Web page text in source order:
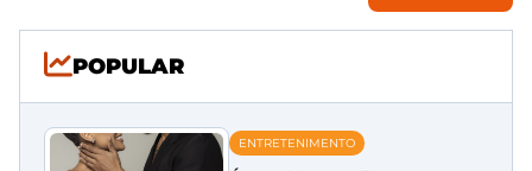
POPULAR
ENTRETENIMENTO